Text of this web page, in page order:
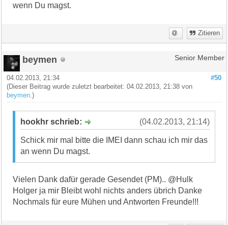
wenn Du magst.
Zitieren
beymen Senior Member
#50
04.02.2013, 21:34
(Dieser Beitrag wurde zuletzt bearbeitet: 04.02.2013, 21:38 von
beymen .)
(04.02.2013, 21:14)
hookhr schrieb:
Schick mir mal bitte die IMEI dann schau ich mir das
an wenn Du magst.
Vielen Dank dafür gerade Gesendet (PM).. @Hulk
Holger ja mir Bleibt wohl nichts anders übrich Danke
Nochmals für eure Mühen und Antworten Freunde!!!